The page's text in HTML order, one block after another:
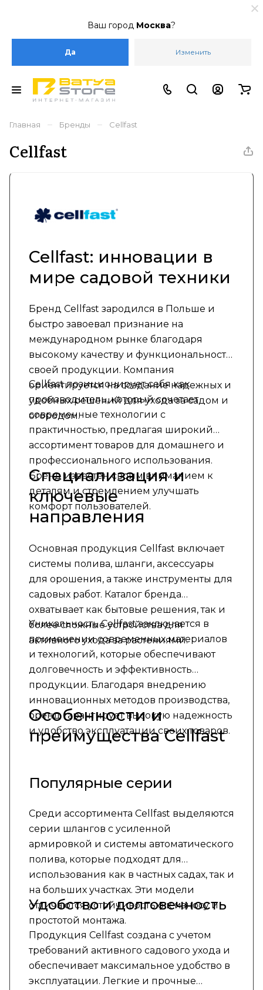
Ваш город Москва?
Да Изменить
Главная – Бренды – Cellfast
Cellfast
Cellfast: инновации в
мире садовой техники
Бренд Cellfast зародился в Польше и
быстро завоевал признание на
международном рынке благодаря
высокому качеству и функциональности
своей продукции. Компания
ориентируется на создание надежных и
удобных решений для ухода за садом и
огородом.
Cellfast позиционирует себя как
производитель, который сочетает
современные технологии с
практичностью, предлагая широкий
ассортимент товаров для домашнего и
профессионального использования.
Бренд известен своим вниманием к
деталям и стремлением улучшать
комфорт пользователей.
Специализация и
ключевые
направления
Основная продукция Cellfast включает
системы полива, шланги, аксессуары
для орошения, а также инструменты для
садовых работ. Каталог бренда
охватывает как бытовые решения, так и
более сложные устройства для
активного ухода за растениями.
Уникальность Cellfast заключается в
применении современных материалов
и технологий, которые обеспечивают
долговечность и эффективность
продукции. Благодаря внедрению
инновационных методов производства,
бренд гарантирует высокую надежность
и удобство эксплуатации своих товаров.
Особенности и
преимущества Cellfast
Популярные серии
Среди ассортимента Cellfast выделяются
серии шлангов с усиленной
армировкой и системы автоматического
полива, которые подходят для
использования как в частных садах, так и
на больших участках. Эти модели
отличаются устойчивостью к износу и
простотой монтажа.
Удобство и долговечность
Продукция Cellfast создана с учетом
требований активного садового ухода и
обеспечивает максимальное удобство в
эксплуатации. Легкие и прочные